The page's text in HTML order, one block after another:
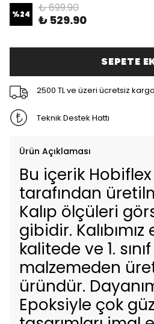
%24 ₺ 699.90
₺ 529.90
SEPETE
2500 TL ve üzeri ücretsiz kargo
Teknik Destek Hattı
Ürün Açıklaması
Bu içerik
tarafından
Kalıp ölçüleri
gibidir.
kalitede ve 1.
malzemeden
üründür.
Epoksiyle çok